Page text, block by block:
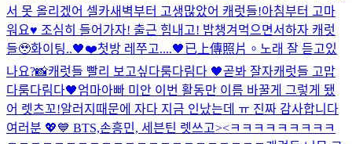
서 못 올리겠어 셀카새벽부터 고생많았어 캐럿들!아침부터 고마
워요♥️ 조심히 들어가자! 출근 힘내고! 밥챙겨먹으면서하자 캐럿
들🥹화이팅..🖤❤️첫방 레쭈고....🖤已上傳照片。 노래 잘 듣고있
나요?📸캐럿들 빨리 보고싶다룸다림다 🖤곧봐 잘자캐럿들 고맙
다룸다림다🖤엄마아빠 미안 이번 활동만 이름 바꿀게 그렇게 됐
어 렛츠꼬!알러지때문에 자다 지금 인났는데 ㅠ 진짜 감사합니다
여러분 💖💙 BTS,손흥민, 세븐틴 렛쓰고><ㅋㅋㅋㅋㅋㅋㅋㅋㅋ